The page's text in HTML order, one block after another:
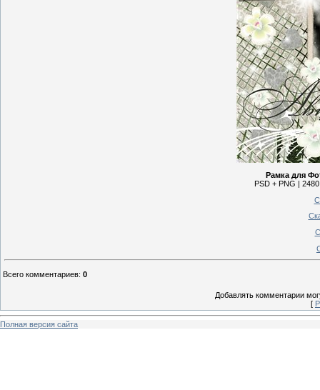
Рамка для
PSD + PNG |
Всего комментариев: 0
Добавлять комментарии
[
Полная версия сайта